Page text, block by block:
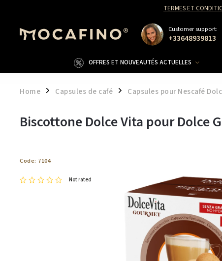
TERMES ET
Customer support:
+33648939813
OFFRES ET NOUVEAUTÉS ACTUELLES
Home / Capsules de café / Capsules pour Nescafé
Biscottone Dolce Vita pour Dolce
Code: 7104
Not rated